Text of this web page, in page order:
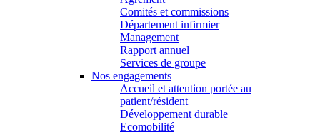
Comités et commissions
Département infirmier
Management
Rapport annuel
Services de groupe
Nos engagements
Accueil et attention portée au
patient/résident
Développement durable
Ecomobilité